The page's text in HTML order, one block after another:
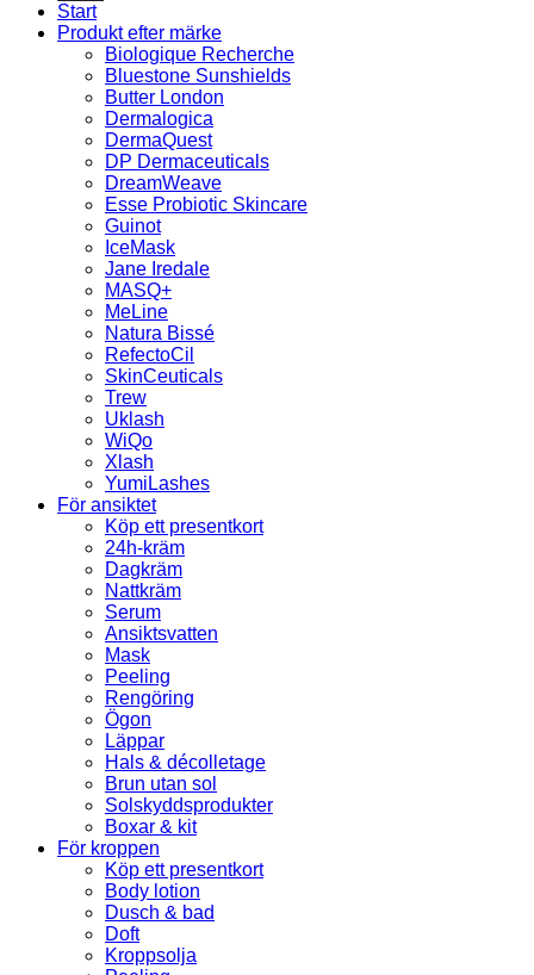
Start
Produkt efter märke
Biologique Recherche
Bluestone Sunshields
Butter London
Dermalogica
DermaQuest
DP Dermaceuticals
DreamWeave
Esse Probiotic Skincare
Guinot
IceMask
Jane Iredale
MASQ+
MeLine
Natura Bissé
RefectoCil
SkinCeuticals
Trew
Uklash
WiQo
Xlash
YumiLashes
För ansiktet
Köp ett presentkort
24h-kräm
Dagkräm
Nattkräm
Serum
Ansiktsvatten
Mask
Peeling
Rengöring
Ögon
Läppar
Hals & décolletage
Brun utan sol
Solskyddsprodukter
Boxar & kit
För kroppen
Köp ett presentkort
Body lotion
Dusch & bad
Doft
Kroppsolja